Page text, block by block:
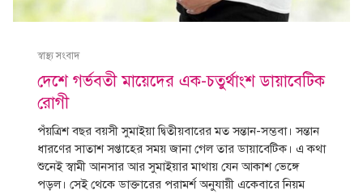
স্বাস্থ্য সংবাদ
দেশে গর্ভবতী মায়েদের এক-চতুর্থাংশ ডায়াবেটিক
রোগী
পঁয়ত্রিশ বছর বয়সী সুমাইয়া দ্বিতীয়বারের মত সন্তান-সম্ভবা। সন্তান
ধারণের সাতাশ সপ্তাহের সময় জানা গেল তার ডায়াবেটিক। এ কথা
শুনেই স্বামী আনসার আর সুমাইয়ার মাথায় যেন আকাশ ভেঙ্গে
পড়ল। সেই থেকে ডাক্তারের পরামর্শ অনুযায়ী একেবারে নিয়ম